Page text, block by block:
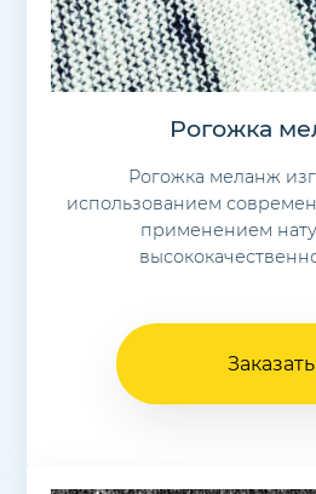
Рогожка
Рогожка меланж
использованием
применением
Заказать